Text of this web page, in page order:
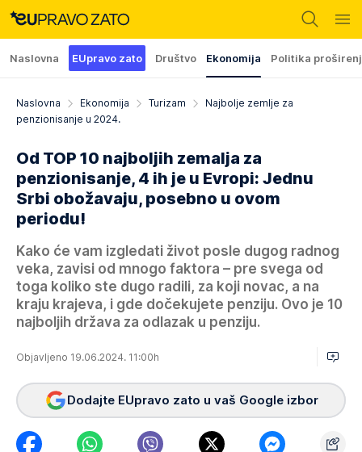
Naslovna EUpravo zato Društvo Ekonomija Politika
Naslovna Ekonomija Turizam
Najbolje zemlje za
penzionisanje u 2024.
Od TOP 10 najboljih zemalja za
penzionisanje, 4 ih je u Evropi: Jednu
Srbi obožavaju, posebno u ovom
periodu!
Kako će vam izgledati život posle dugog radnog
veka, zavisi od mnogo faktora – pre svega od
toga koliko ste dugo radili, za koji novac, a na
kraju krajeva, i gde dočekujete penziju. Ovo je 10
najboljih država za odlazak u penziju.
Objavljeno 19.06.2024. 11:00h
Dodajte EUpravo zato u vaš Google izbor